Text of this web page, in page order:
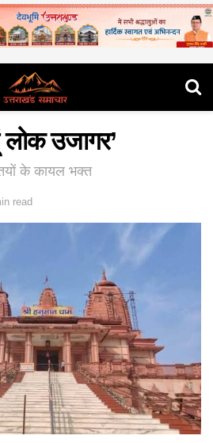
उजागर’
के कायल भक्त
read